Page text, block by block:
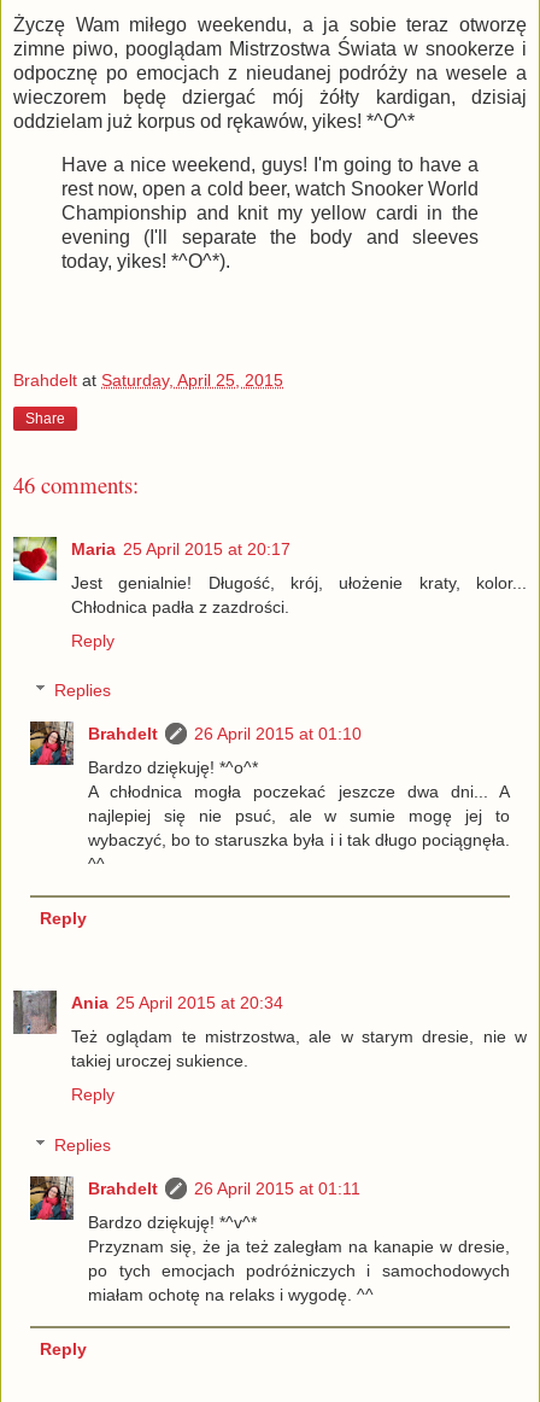
Życzę Wam miłego weekendu, a ja sobie teraz otworzę
zimne piwo, pooglądam Mistrzostwa Świata w snookerze i
odpocznę po emocjach z nieudanej podróży na wesele a
wieczorem będę dziergać mój żółty kardigan, dzisiaj
oddzielam już korpus od rękawów, yikes! *^O^*
Have a nice weekend, guys! I'm going to have a
rest now, open a cold beer, watch Snooker World
Championship and knit my yellow cardi in the
evening (I'll separate the body and sleeves
today, yikes! *^O^*).
Brahdelt at Saturday, April 25, 2015
Share
46 comments:
Maria 25 April 2015 at 20:17
Jest genialnie! Długość, krój, ułożenie kraty, kolor...
Chłodnica padła z zazdrości.
Reply
Replies
Brahdelt
26 April 2015 at 01:10
Bardzo dziękuję! *^o^*
A chłodnica mogła poczekać jeszcze dwa dni... A
najlepiej się nie psuć, ale w sumie mogę jej to
wybaczyć, bo to staruszka była i i tak długo pociągnęła.
^^
Reply
Ania 25 April 2015 at 20:34
Też oglądam te mistrzostwa, ale w starym dresie, nie w
takiej uroczej sukience.
Reply
Replies
Brahdelt
26 April 2015 at 01:11
Bardzo dziękuję! *^v^*
Przyznam się, że ja też zaległam na kanapie w dresie,
po tych emocjach podróżniczych i samochodowych
miałam ochotę na relaks i wygodę. ^^
Reply